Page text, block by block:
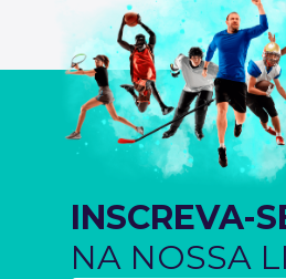
INSCREVA-
NA NOSSA